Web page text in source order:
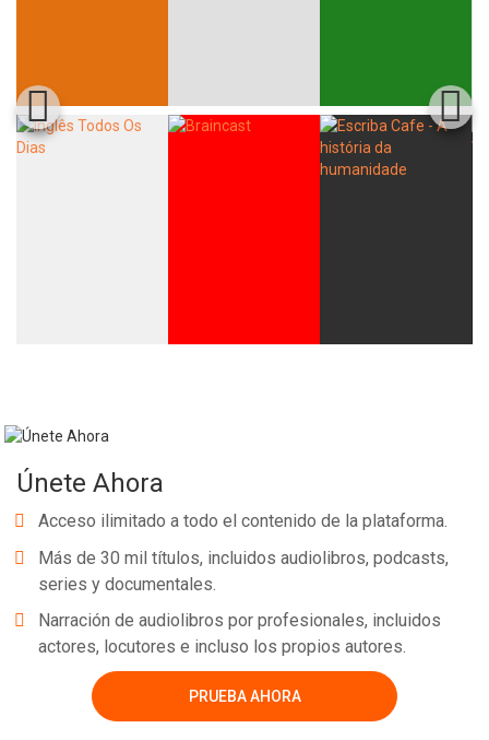
Únete Ahora
Acceso ilimitado a todo el contenido de la plataforma.
Más de 30 mil títulos, incluidos audiolibros, podcasts,
series y documentales.
Narración de audiolibros por profesionales, incluidos
actores, locutores e incluso los propios autores.
PRUEBA AHORA